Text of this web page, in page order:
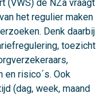
(VWS) de NZa vraagt
het regulier maken
Denk daarbij
toezicht
en risico´s. Ook
(dag, week, maand